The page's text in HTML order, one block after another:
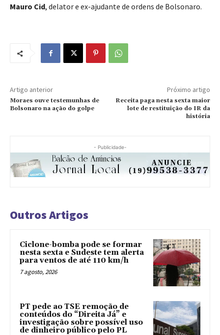
Mauro Cid, delator e ex-ajudante de ordens de Bolsonaro.
Artigo anterior
Moraes ouve testemunhas de
Bolsonaro na ação do golpe
Próximo artigo
Receita paga nesta sexta maior
lote de restituição do IR da
história
- Publicidade-
Outros Artigos
Ciclone-bomba pode se formar
nesta sexta e Sudeste tem alerta
para ventos de até 110 km/h
7 agosto, 2026
PT pede ao TSE remoção de
conteúdos do “Direita Já” e
investigação sobre possível uso
de dinheiro público pelo PL